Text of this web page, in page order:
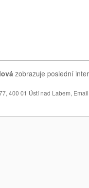
zobrazuje poslední
400 01 Ústí nad Labem,